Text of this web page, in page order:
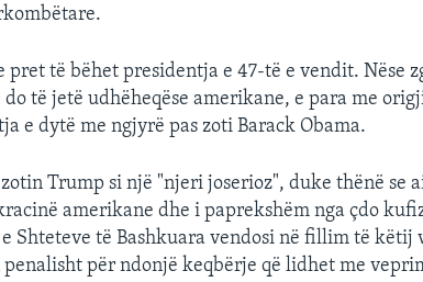
pret të bëhet presidentja e 47-të e vendit. Nëse
të jetë udhëheqëse amerikane, e para me
e dytë me ngjyrë pas zoti Barack Obama.
Trump si një "njeri joserioz", duke thënë se
amerikane dhe i paprekshëm nga çdo
Shteteve të Bashkuara vendosi në fillim të këtij
për ndonjë keqbërje që lidhet me